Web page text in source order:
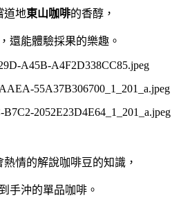
道地東山咖啡的香醇，
還能體驗採果的樂趣。
情的解說咖啡豆的知識，
手沖的單品咖啡。